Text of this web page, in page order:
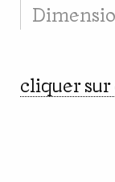
cliquer